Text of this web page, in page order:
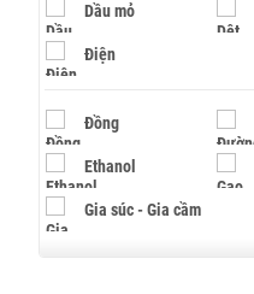
Dầu mỏ
Điện
Đồng
Ethanol
Gia súc - Gia cầm